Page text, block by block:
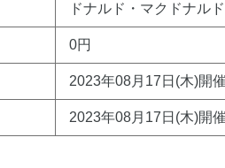
ドナルド・マクドナル
0円
2023年08月17日(木)開
2023年08月17日(木)開